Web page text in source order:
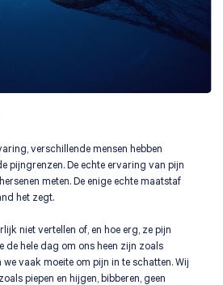
verschillende mensen hebben
pijngrenzen. De echte ervaring van pijn
meten. De enige echte maatstaf
het zegt.
niet vertellen of, en hoe erg, ze pijn
de hele dag om ons heen zijn zoals
vaak moeite om pijn in te schatten. Wij
piepen en hijgen, bibberen, geen